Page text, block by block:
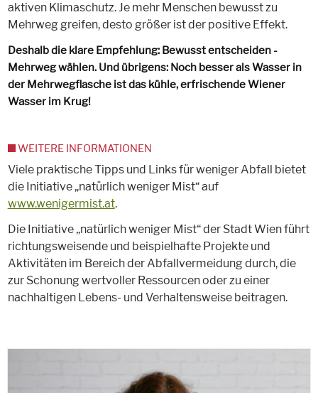
aktiven Klimaschutz. Je mehr Menschen bewusst zu
Mehrweg greifen, desto größer ist der positive Effekt.
Deshalb die klare Empfehlung: Bewusst entscheiden -
Mehrweg wählen. Und übrigens: Noch besser als Wasser in
der Mehrwegflasche ist das kühle, erfrischende Wiener
Wasser im Krug!
WEITERE INFORMATIONEN
Viele praktische Tipps und Links für weniger Abfall bietet
die Initiative „natürlich weniger Mist“ auf
www.wenigermist.at.
Die Initiative „natürlich weniger Mist“ der Stadt Wien führt
richtungsweisende und beispielhafte Projekte und
Aktivitäten im Bereich der Abfallvermeidung durch, die
zur Schonung wertvoller Ressourcen oder zu einer
nachhaltigen Lebens- und Verhaltensweise beitragen.